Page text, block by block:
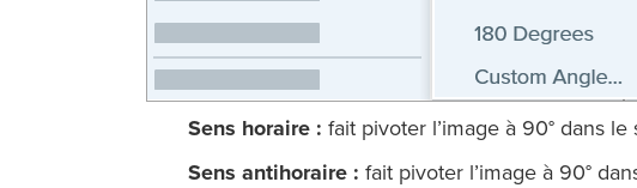
Sens horaire : fait pivoter l’image à 90° dans
Sens antihoraire : fait pivoter l’image à 90°